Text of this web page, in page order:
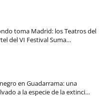
toma Madrid: los Teatros del
del VI Festival Suma…
en Guadarrama: una
a la especie de la extinci…